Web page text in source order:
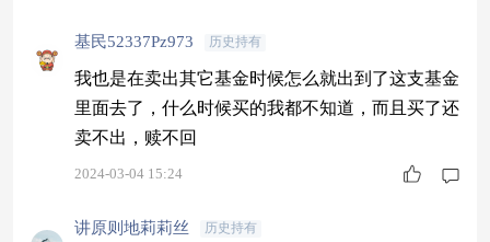
基民52337Pz973 历史持有
我也是在卖出其它基金时候怎么就出到了这支基金
里面去了，什么时候买的我都不知道，而且买了还
卖不出，赎不回
2024-03-04 15:24
讲原则地莉莉丝 历史持有